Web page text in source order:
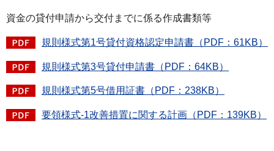
資金の貸付申請から交付までに係る作成書類等
規則様式第1号貸付資格認定申請書（PDF：61KB）
規則様式第3号貸付申請書（PDF：64KB）
規則様式第5号借用証書（PDF：238KB）
要領様式-1改善措置に関する計画（PDF：139KB）